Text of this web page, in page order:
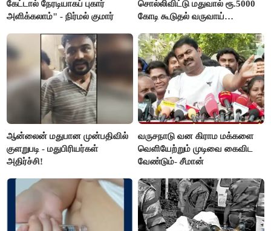
கேட்டால் நேரடியாகப் புகார்
அளிக்கலாம்" - நிர்மல் குமார்
சொல்லிவிட்டு மதுவால் ரூ.5000
கோடி கூடுதல் வருவாய்
மார்க்கண்டேயன்
ஆன்லைன் மதுபான முன்பதிவில்
குளறுபடி - மதுபிரியர்கள்
அதிர்ச்சி!
வருசநாடு வன கிராம மக்களை
வெளியேற்றும் முடிவை கைவிட
வேண்டும்- சீமான்